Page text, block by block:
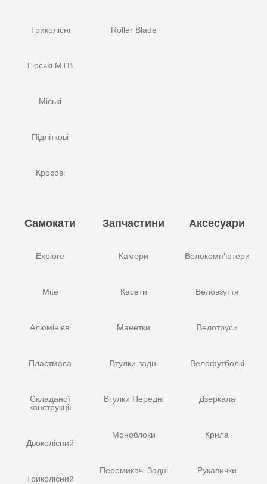
Триколісні
Гірські MTB
Міські
Підліткові
Кросові
Roller Blade
Самокати
Explore
Mite
Алюмінієві
Пластмаса
Складаної
конструкції
Двоколісний
Триколісний
Запчастини
Камери
Касети
Манетки
Втулки задні
Втулки Передні
Моноблоки
Перемикачі Задні
Аксесуари
Велокомп'ютери
Веловзуття
Велотруси
Велофутболкі
Дзеркала
Крила
Рукавички